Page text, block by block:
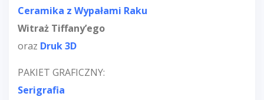
Ceramika z Wypałami Raku
Witraż Tiffany’ego
oraz Druk 3D
PAKIET GRAFICZNY:
Serigrafia